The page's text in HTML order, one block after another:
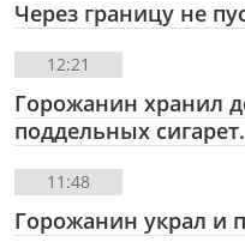
Через границу не
12:21
Горожанин хранил
поддельных
11:48
Горожанин украл и